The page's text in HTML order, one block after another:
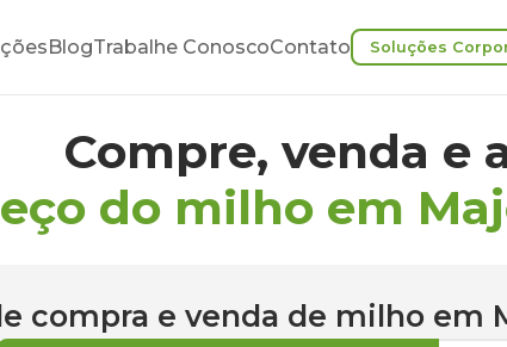
BlogTrabalhe ConoscoContato Soluções
Compre, venda e
do milho em
compra e venda de milho em